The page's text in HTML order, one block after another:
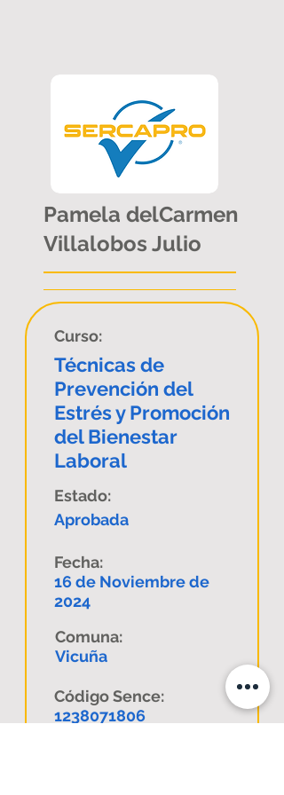
Pamela delCarmen
Villalobos Julio
Curso:
Técnicas de
Prevención del
Estrés y Promoción
del Bienestar
Laboral
Estado:
Aprobada
Fecha:
16 de Noviembre de
2024
Comuna:
Vicuña
Código Sence:
1238071806